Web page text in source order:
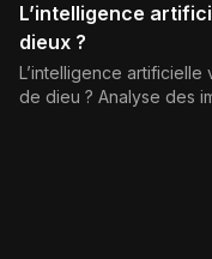
L’intelligence
dieux ?
L’intelligence
de dieu ? Analyse des